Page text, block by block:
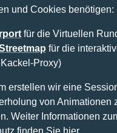
Ausstellung
3D-Rundgang starten
Blick:
und Cookies benötigen:
für die Virtuellen
für die
Proxy)
erstellen wir eine
von Animationen
Weiter Informationen
finden Sie hier.